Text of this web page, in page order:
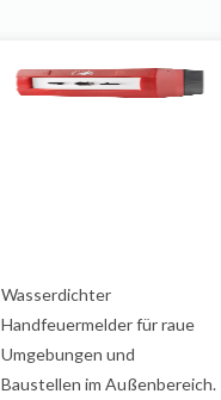
Wasserdichter
Handfeuermelder für raue
Umgebungen und
Baustellen im Außenbereich.